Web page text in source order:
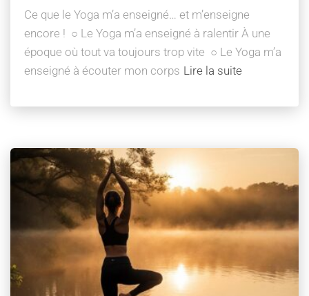
Ce que le Yoga m’a enseigné… et m’enseigne
encore ! ○ Le Yoga m’a enseigné à ralentir À une
époque où tout va toujours trop vite ○ Le Yoga m’a
enseigné à écouter mon corps Lire la suite